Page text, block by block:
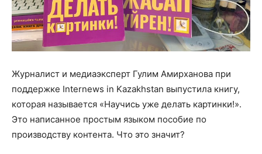
Журналист и медиаэксперт Гулим Амирханова при
поддержке Internews in Kazakhstan выпустила книгу,
которая называется «Научись уже делать картинки!».
Это написанное простым языком пособие по
производству контента. Что это значит?